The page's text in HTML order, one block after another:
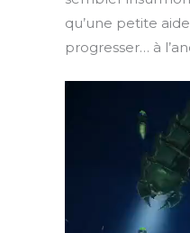
qu’une petite
progresser… à